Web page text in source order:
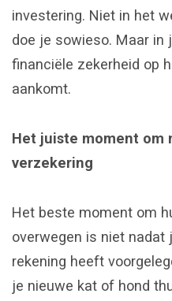
investering. Niet in het
doe je sowieso. Maar in
financiële zekerheid op
aankomt.
Het juiste moment om
verzekering
Het beste moment om
overwegen is niet nadat
rekening heeft
je nieuwe kat of hond